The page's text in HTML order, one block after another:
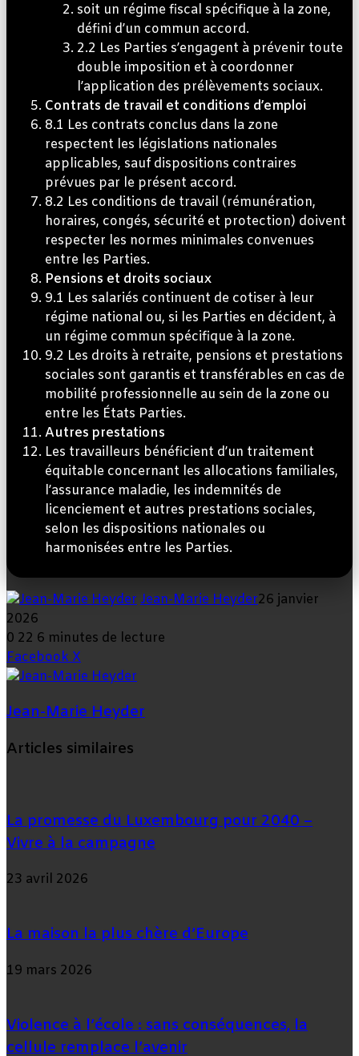
soit un régime fiscal spécifique à la zone,
défini d’un commun accord.
2.2 Les Parties s’engagent à prévenir toute
double imposition et à coordonner
l’application des prélèvements sociaux.
Contrats de travail et conditions d’emploi
8.1 Les contrats conclus dans la zone
respectent les législations nationales
applicables, sauf dispositions contraires
prévues par le présent accord.
8.2 Les conditions de travail (rémunération,
horaires, congés, sécurité et protection) doivent
respecter les normes minimales convenues
entre les Parties.
Pensions et droits sociaux
9.1 Les salariés continuent de cotiser à leur
régime national ou, si les Parties en décident, à
un régime commun spécifique à la zone.
9.2 Les droits à retraite, pensions et prestations
sociales sont garantis et transférables en cas de
mobilité professionnelle au sein de la zone ou
entre les États Parties.
Autres prestations
Les travailleurs bénéficient d’un traitement
équitable concernant les allocations familiales,
l’assurance maladie, les indemnités de
licenciement et autres prestations sociales,
selon les dispositions nationales ou
harmonisées entre les Parties.
Jean-Marie Heyder26 janvier
2026
0 22 6 minutes de lecture
Facebook X
par
Jean-Marie Heyder
Articles similaires
La promesse du Luxembourg pour 2040 –
Vivre à la campagne
23 avril 2026
La maison la plus chère d’Europe
19 mars 2026
Violence à l’école : sans conséquences, la
cellule remplace l’avenir